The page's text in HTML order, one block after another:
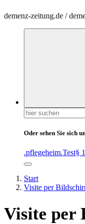
demenz-zeitung.de /
Suchen
nach:
Oder sehen Sie sich
.pflegeheim.Test§
Start
Visite per
Visite per